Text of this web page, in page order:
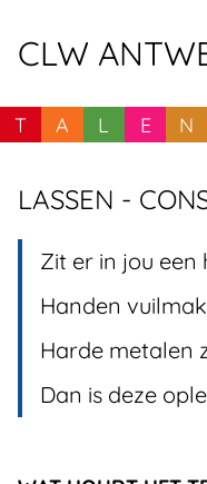
CLW
T A L E N
PAGINA
LASSEN -
Zit er in jou een
Handen
Harde metalen
Dan is deze